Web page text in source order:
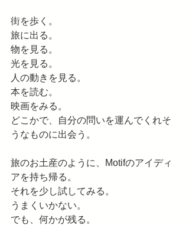
街を歩く。
旅に出る。
物を見る。
光を見る。
人の動きを見る。
本を読む。
映画をみる。
どこかで、自分の問いを運んでくれそ
うなものに出会う。
旅のお土産のように、Motifのアイディ
アを持ち帰る。
それを少し試してみる。
うまくいかない。
でも、何かが残る。